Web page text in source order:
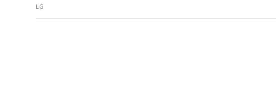
LG